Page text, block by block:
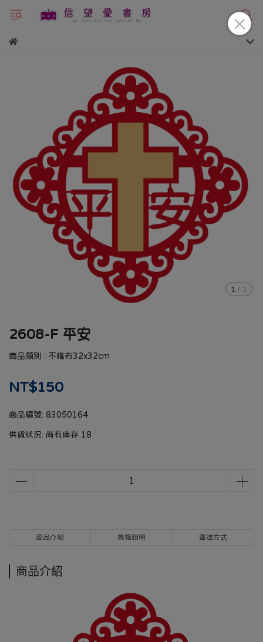
1 / 1
2608-F 平安
商品類別 : 不織布32x32cm
NT$150
商品編號: 83050164
供貨狀況: 尚有庫存 18
商品介紹 規格說明 運送方式
商品介紹